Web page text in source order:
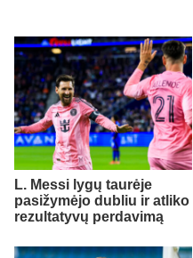
L. Messi lygų taurėje
pasižymėjo dubliu ir atliko
rezultatyvų perdavimą